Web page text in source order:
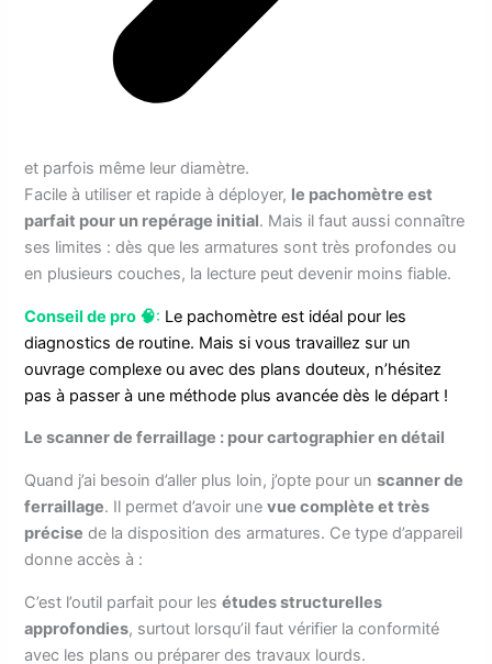
et parfois même leur diamètre.
Facile à utiliser et rapide à déployer, le pachomètre est
parfait pour un repérage initial. Mais il faut aussi connaître
ses limites : dès que les armatures sont très profondes ou
en plusieurs couches, la lecture peut devenir moins fiable.
Conseil de pro 🧠: Le pachomètre est idéal pour les
diagnostics de routine. Mais si vous travaillez sur un
ouvrage complexe ou avec des plans douteux, n’hésitez
pas à passer à une méthode plus avancée dès le départ !
Le scanner de ferraillage : pour cartographier en détail
Quand j’ai besoin d’aller plus loin, j’opte pour unscanner de
ferraillage. Il permet d’avoir unevue complète et très
précise de la disposition des armatures. Ce type d’appareil
donne accès à :
C’est l’outil parfait pour lesétudes structurelles
approfondies, surtout lorsqu’il faut vérifier la conformité
avec les plans ou préparer des travaux lourds.